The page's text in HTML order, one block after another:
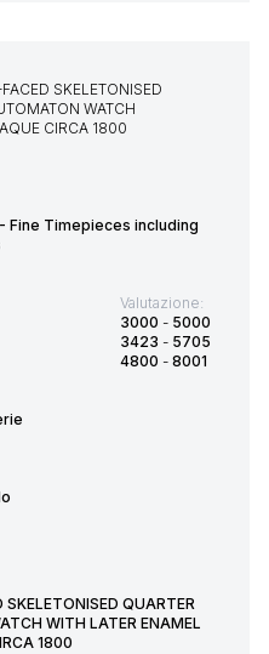
Fine Timepieces including
Valutazione:
3000 - 5000
3423 - 5705
4800 - 8001
QUARTER
WITH LATER ENAMEL
1800